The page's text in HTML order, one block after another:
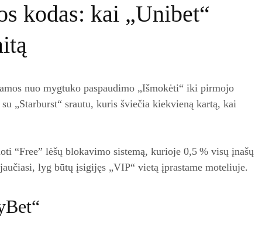
kodas: kai „Unibet“
nuo mygtuko paspaudimo „Išmokėti“ iki pirmojo
„Starburst“ srautu, kuris šviečia kiekvieną kartą, kai
“Free” lėšų blokavimo sistemą, kurioje 0,5 % visų įnašų
lyg būtų įsigijęs „VIP“ vietą įprastame moteliuje.